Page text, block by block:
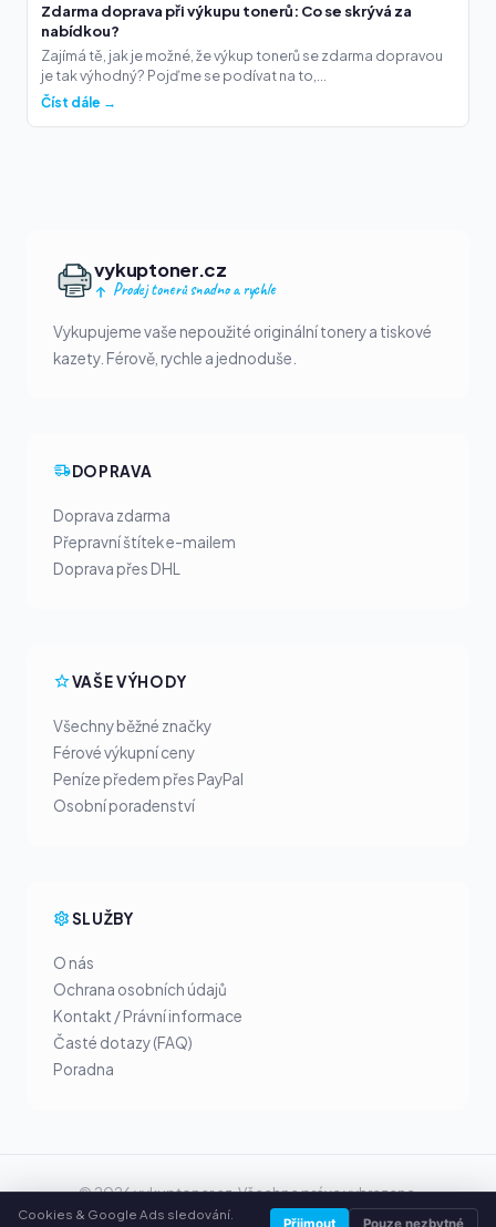
Zdarma doprava při výkupu tonerů: Co se skrývá za
nabídkou?
Zajímá tě, jak je možné, že výkup tonerů se zdarma dopravou
je tak výhodný? Pojďme se podívat na to,...
Číst dále →
vykuptoner.cz
Prodej tonerů snadno a rychle
Vykupujeme vaše nepoužité originální tonery a tiskové
kazety. Férově, rychle a jednoduše.
DOPRAVA
Doprava zdarma
Přepravní štítek e-mailem
Doprava přes DHL
VAŠE VÝHODY
Všechny běžné značky
Férové výkupní ceny
Peníze předem přes PayPal
Osobní poradenství
SLUŽBY
O nás
Ochrana osobních údajů
Kontakt / Právní informace
Časté dotazy (FAQ)
Poradna
© 2026 vykuptoner.cz. Všechna práva vyhrazena.
Prodej tonerů ve vašem městě
Cookies & Google Ads sledování.
Přijmout Pouze nezbytné